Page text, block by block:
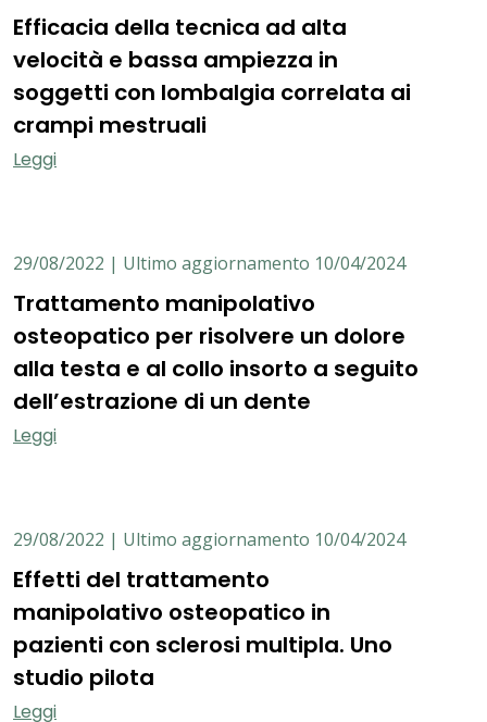
Efficacia della tecnica ad alta
velocità e bassa ampiezza in
soggetti con lombalgia correlata ai
crampi mestruali
Leggi
29/08/2022 | Ultimo aggiornamento 10/04/2024
Trattamento manipolativo
osteopatico per risolvere un dolore
alla testa e al collo insorto a seguito
dell’estrazione di un dente
Leggi
29/08/2022 | Ultimo aggiornamento 10/04/2024
Effetti del trattamento
manipolativo osteopatico in
pazienti con sclerosi multipla. Uno
studio pilota
Leggi